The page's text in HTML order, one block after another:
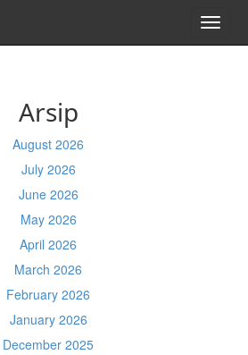
Arsip
August 2026
July 2026
June 2026
May 2026
April 2026
March 2026
February 2026
January 2026
December 2025